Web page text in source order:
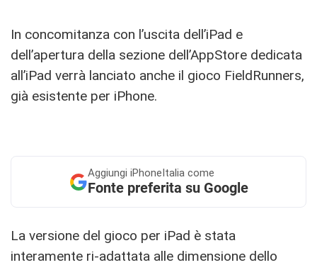
In concomitanza con l’uscita dell’iPad e
dell’apertura della sezione dell’AppStore dedicata
all’iPad verrà lanciato anche il gioco FieldRunners,
già esistente per iPhone.
Aggiungi iPhoneItalia come
Fonte preferita su Google
La versione del gioco per iPad è stata
interamente ri-adattata alle dimensione dello